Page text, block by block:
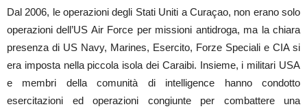
Dal 2006, le operazioni degli Stati Uniti a Curaçao, non erano solo
operazioni dell’US Air Force per missioni antidroga, ma la chiara
presenza di US Navy, Marines, Esercito, Forze Speciali e CIA si
era imposta nella piccola isola dei Caraibi. Insieme, i militari USA
e membri della comunità di intelligence hanno condotto
esercitazioni ed operazioni congiunte per combattere una